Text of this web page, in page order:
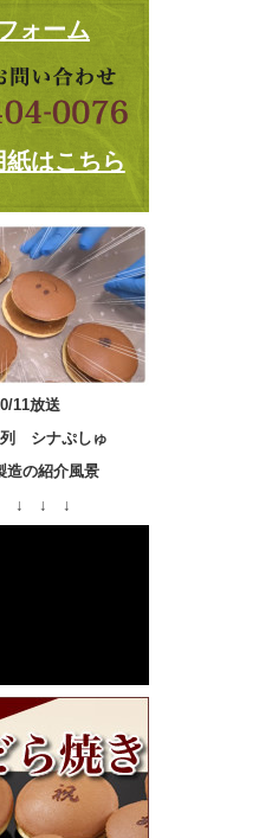
ォーム
はこちら
11放送
列 シナぷしゅ
造の紹介風景
↓ ↓ ↓